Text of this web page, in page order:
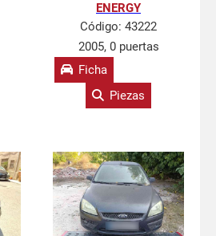
ENERGY
Código: 43222
2005, 0 puertas
Ficha
Piezas